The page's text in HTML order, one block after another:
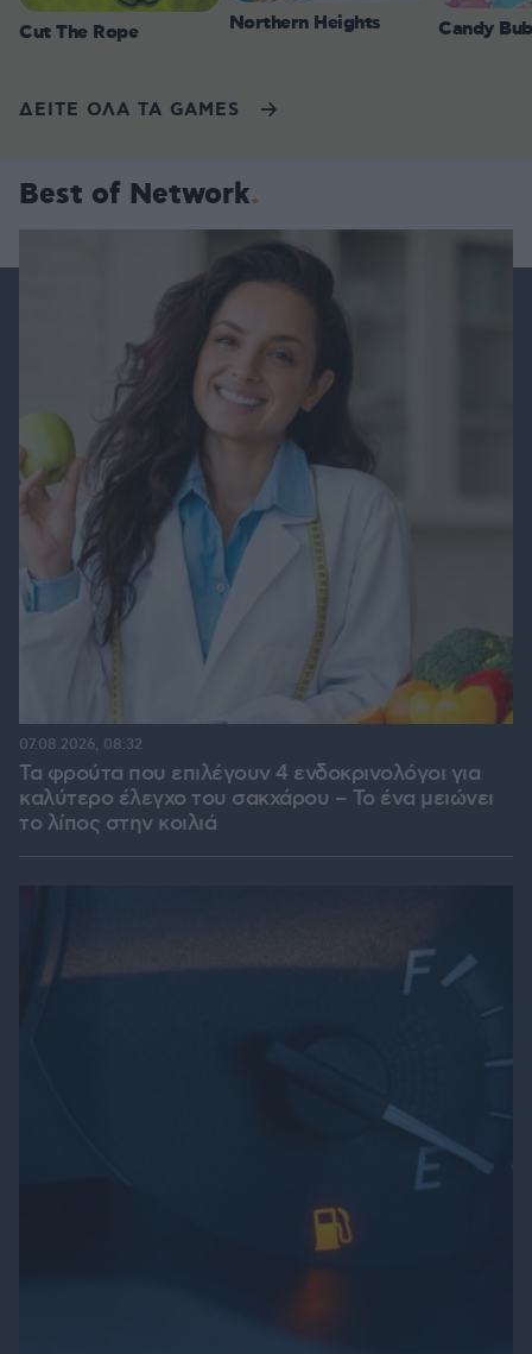
Cut The Rope Northern Heights Candy
ΔΕΙΤΕ ΟΛΑ ΤΑ GAMES
Best of Network
Τα φρούτα που επιλέγουν 4 ενδοκρινολόγοι για
καλύτερο έλεγχο του σακχάρου – Το ένα μειώνει
το λίπος στην κοιλιά
07.08.2026, 08:32